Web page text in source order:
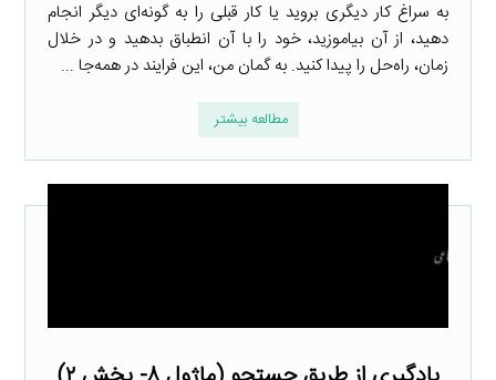
به سراغ کار دیگری بروید یا کار قبلی را به گونه‌ای دیگر انجام
دهید، از آن بیاموزید، خود را با آن انطباق بدهید و در خلال
زمان، راه‌حل را پیدا کنید. به گمان من، این فرایند در همه‌جا ...
مطالعه بیشتر